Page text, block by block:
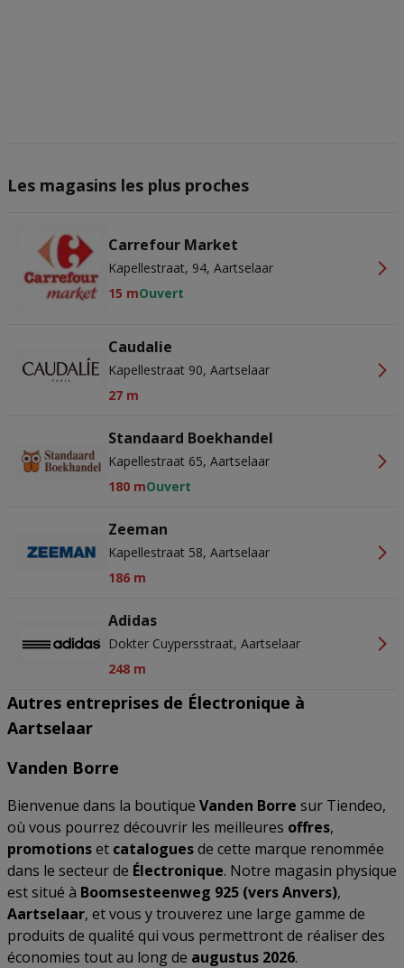
Les magasins les plus proches
Carrefour Market
Kapellestraat, 94, Aartselaar
15 mOuvert
Caudalie
Kapellestraat 90, Aartselaar
27 m
Standaard Boekhandel
Kapellestraat 65, Aartselaar
180 mOuvert
Zeeman
Kapellestraat 58, Aartselaar
186 m
Adidas
Dokter Cuypersstraat, Aartselaar
248 m
Autres entreprises de Électronique à
Aartselaar
Vanden Borre
Bienvenue dans la boutique Vanden Borre sur Tiendeo,
où vous pourrez découvrir les meilleures offres,
promotionset cataloguesde cette marque renommée
dans le secteur de Électronique. Notre magasin physique
est situé à Boomsesteenweg 925 (vers Anvers),
Aartselaar, et vous y trouverez une large gamme de
produits de qualité qui vous permettront de réaliser des
économies tout au long de augustus 2026.